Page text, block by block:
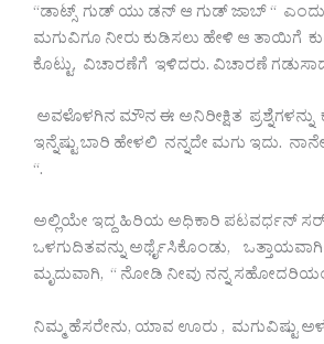
“ಡಾಟ್ಸ್ ಗುಡ್ ಯು ಡನ್ ಆ ಗುಡ್ ಜಾಬ್ “
ಮಗುವಿಗೂ ನೀರು ಕುಡಿಸಲು ಹೇಳಿ ಆ ತಾಯಿಗೆ
ಕೊಟ್ಟು, ವಿಚಾರಣೆಗೆ ಇಳಿದರು. ವಿಚಾರಣೆ
ಅವಳೊಳಗಿನ ಮೌನ ಈ ಅನಿರೀಕ್ಷಿತ ಪ್ರಶ್ನೆಗಳನ್ನು
ಇನ್ನೆಷ್ಟು ಬಾರಿ ಹೇಳಲಿ ನನ್ನದೇ ಮಗು ಇದು.
“.
ಅಲ್ಲಿಯೇ ಇದ್ದ ಹಿರಿಯ ಅಧಿಕಾರಿ ಪಟವರ್ಧನ್
ಒಳಗುದಿತವನ್ನು ಅರ್ಥೈಸಿಕೊಂಡು, ಒತ್ತಾಯವಾಗಿ
ಮೃದುವಾಗಿ, “ ನೋಡಿ ನೀವು ನನ್ನ
ನಿಮ್ಮ ಹೆಸರೇನು, ಯಾವ ಊರು , ಮಗುವಿಷ್ಟು